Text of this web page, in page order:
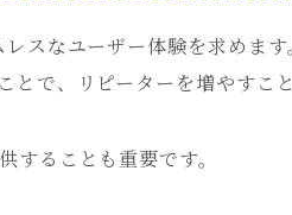
スなユーザー体験を求めま
で、リピーターを増やすこと
することも重要です。